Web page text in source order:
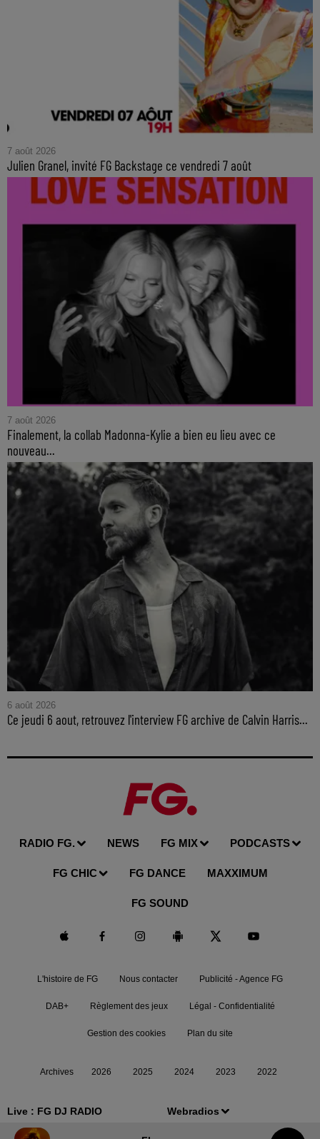
Live : FG DJ RADIO Webradios
7 août 2026
Julien Granel, invité FG Backstage ce vendredi 7 août
7 août 2026
Finalement, la collab Madonna-Kylie a bien eu lieu avec ce
nouveau...
6 août 2026
Ce jeudi 6 aout, retrouvez l'interview FG archive de Calvin Harris...
RADIO FG. NEWS FG MIX PODCASTS
FG CHIC FG DANCE MAXXIMUM
FG SOUND
L'histoire de FG Nous contacter Publicité - Agence FG
DAB+ Règlement des jeux Légal - Confidentialité
Gestion des cookies Plan du site
Archives 2026 2025 2024 2023 2022